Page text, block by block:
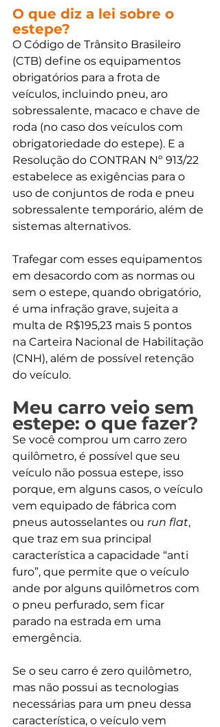
O que diz a lei sobre o
estepe?
O Código de Trânsito Brasileiro
(CTB) define os equipamentos
obrigatórios para a frota de
veículos, incluindo pneu, aro
sobressalente, macaco e chave de
roda (no caso dos veículos com
obrigatoriedade do estepe). E a
Resolução do CONTRAN Nº 913/22
estabelece as exigências para o
uso de conjuntos de roda e pneu
sobressalente temporário, além de
sistemas alternativos.
Trafegar com esses equipamentos
em desacordo com as normas ou
sem o estepe, quando obrigatório,
é uma infração grave, sujeita a
multa de R$195,23 mais 5 pontos
na Carteira Nacional de Habilitação
(CNH), além de possível retenção
do veículo.
Meu carro veio sem
estepe: o que fazer?
Se você comprou um carro zero
quilômetro, é possível que seu
veículo não possua estepe, isso
porque, em alguns casos, o veículo
vem equipado de fábrica com
pneus autosselantes ou run flat,
que traz em sua principal
característica a capacidade “anti
furo”, que permite que o veículo
ande por alguns quilômetros com
o pneu perfurado, sem ficar
parado na estrada em uma
emergência.
Se o seu carro é zero quilômetro,
mas não possui as tecnologias
necessárias para um pneu dessa
característica, o veículo vem